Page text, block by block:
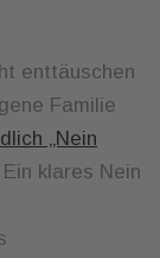
enttäuschen
Familie
„Nein
klares Nein